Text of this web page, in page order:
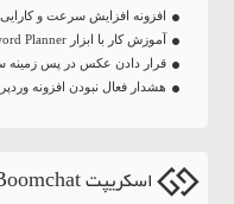
افزونه افزایش سرعت و
آموزش کار با ابزار Keyword Planner گوگل
قرار دادن عکس در پس زمینه
هشدار فعال نبودن افزونه
اسکریپت Boomchat نسخه 4.2